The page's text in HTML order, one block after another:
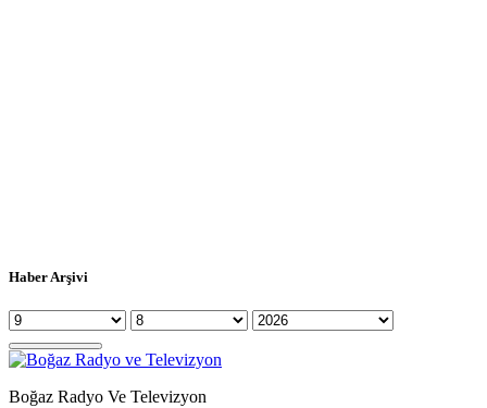
Haber Arşivi
Boğaz Radyo Ve Televizyon